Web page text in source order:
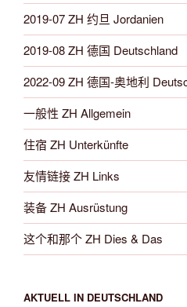
2019-07 ZH 约旦 Jordanien
2019-08 ZH 德国 Deutschland
2022-09 ZH 德国-奥地利
一般性 ZH Allgemein
住宿 ZH Unterkünfte
友情链接 ZH Links
装备 ZH Ausrüstung
这个和那个 ZH Dies & Das
AKTUELL IN DEUTSCHLAND